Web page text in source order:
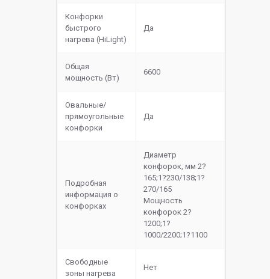
Конфорки
быстрого
нагрева (HiLight)
Да
Общая
мощность (Вт)
6600
Овальные/
прямоугольные
конфорки
Да
Подробная
информация о
конфорках
Диаметр
конфорок, мм 2?
165;1?230/138;1?
270/165
Мощность
конфорок 2?
1200;1?
1000/2200;1?1100
Свободные
зоны нагрева
Нет